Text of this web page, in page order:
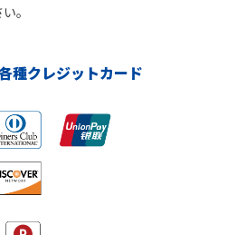
。
種クレジットカード